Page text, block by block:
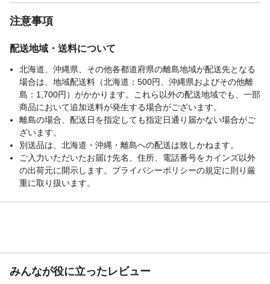
注意事項
配送地域・送料について
北海道、沖縄県、その他各都道府県の離島地域が配送先となる
場合は、地域配送料（北海道：500円、沖縄県およびその他離
島：1,700円）がかかります。これら以外の配送地域でも、一部
商品において追加送料が発生する場合がございます。
離島の場合、配送日を指定しても指定日通り届かない場合がご
ざいます。
別送品は、北海道・沖縄・離島への配送は致しかねます。
ご入力いただいたお届け先名、住所、電話番号をカインズ以外
の出荷元に開示します。プライバシーポリシーの規定に則り厳
重に取り扱います。
みんなが役に立ったレビュー